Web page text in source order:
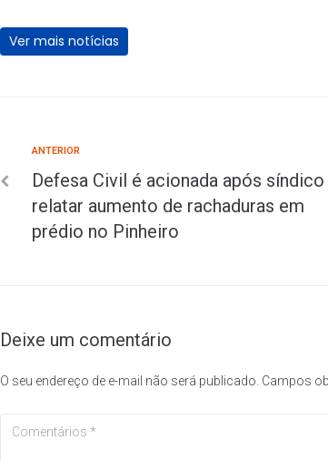
Ver mais notícias
ANTERIOR
Defesa Civil é acionada após síndico
relatar aumento de rachaduras em
prédio no Pinheiro
Deixe um comentário
O seu endereço de e-mail não será publicado. Campos